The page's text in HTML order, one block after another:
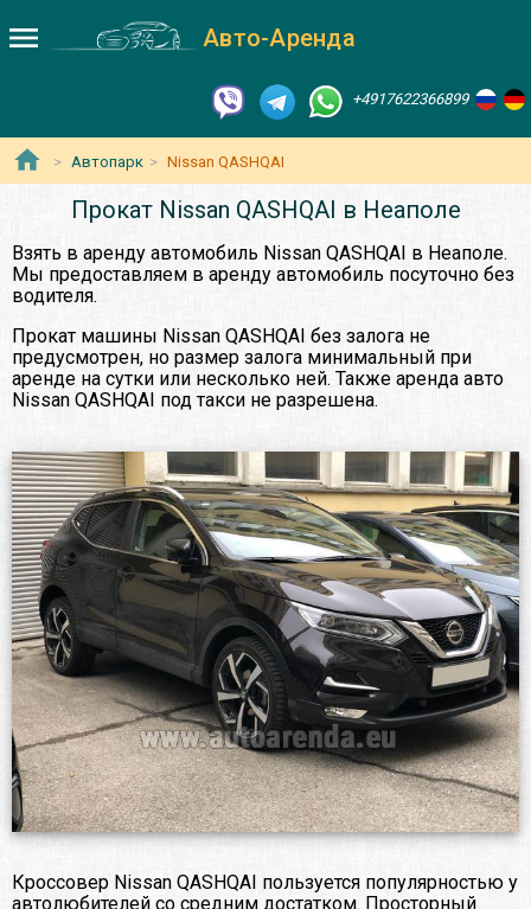
Авто-Аренда
+4917622366899
Автопарк Nissan QASHQAI
Прокат Nissan QASHQAI в Неаполе
Взять в аренду автомобиль Nissan QASHQAI в Неаполе.
Мы предоставляем в аренду автомобиль посуточно без
водителя.
Прокат машины Nissan QASHQAI без залога не
предусмотрен, но размер залога минимальный при
аренде на сутки или несколько ней. Также аренда авто
Nissan QASHQAI под такси не разрешена.
Кроссовер Nissan QASHQAI пользуется популярностью у
автолюбителей со средним достатком. Просторный